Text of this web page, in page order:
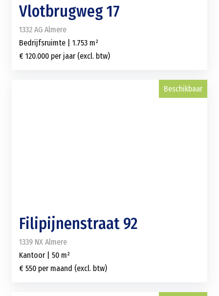
Vlotbrugweg 17
1332 AG Almere
Bedrijfsruimte | 1.753 m²
€ 120.000 per jaar (excl. btw)
Beschikbaar
Filipijnenstraat 92
1339 NX Almere
Kantoor | 50 m²
€ 550 per maand (excl. btw)